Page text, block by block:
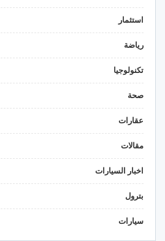
استثمار
رياضة
تكنولوجيا
صحة
عقارات
مقالات
اخبار السيارات
بترول
سيارات